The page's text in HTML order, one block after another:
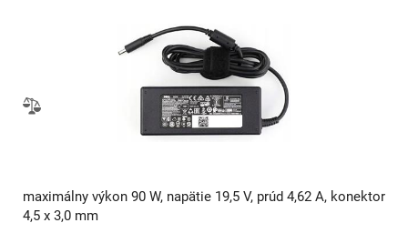
maximálny výkon 90 W, napätie 19,5 V, prúd 4,62 A, konektor
4,5 x 3,0 mm